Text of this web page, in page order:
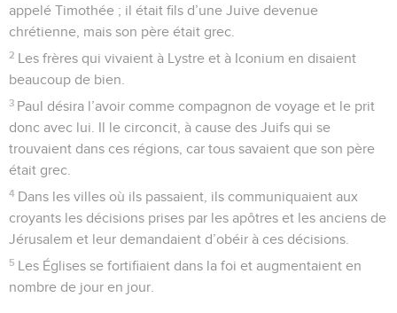
appelé Timothée ; il était fils d’une Juive devenue
chrétienne, mais son père était grec.
2 Les frères qui vivaient à Lystre et à Iconium en disaient
beaucoup de bien.
3 Paul désira l’avoir comme compagnon de voyage et le prit
donc avec lui. Il le circoncit, à cause des Juifs qui se
trouvaient dans ces régions, car tous savaient que son père
était grec.
4 Dans les villes où ils passaient, ils communiquaient aux
croyants les décisions prises par les apôtres et les anciens de
Jérusalem et leur demandaient d’obéir à ces décisions.
5 Les Églises se fortifiaient dans la foi et augmentaient en
nombre de jour en jour.